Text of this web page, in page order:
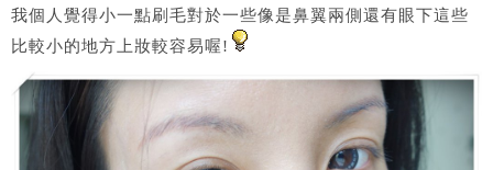
我個人覺得小一點刷毛對於一些像是鼻翼兩側還有眼下這些
比較小的地方上妝較容易喔!